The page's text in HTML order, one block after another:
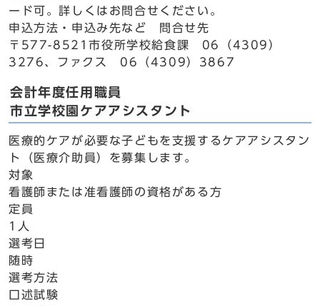
ード可。詳しくはお問合せください。
申込方法・申込み先など 問合せ先
〒577-8521市役所学校給食課 06（4309）
3276、ファクス 06（4309）3867
会計年度任用職員
市立学校園ケアアシスタント
医療的ケアが必要な子どもを支援するケアアシスタン
ト（医療介助員）を募集します。
対象
看護師または准看護師の資格がある方
定員
1人
選考日
随時
選考方法
口述試験